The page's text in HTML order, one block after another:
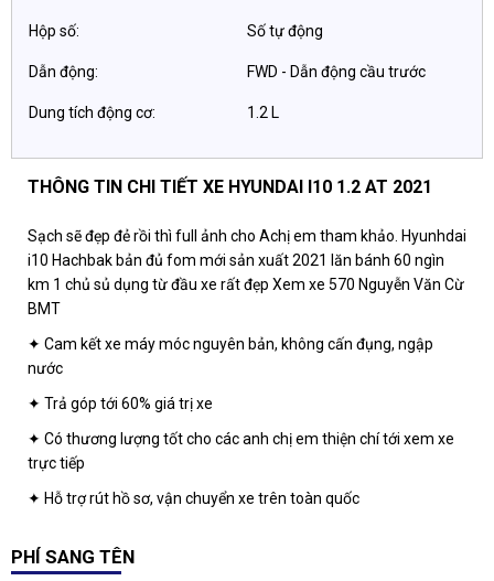
Hộp số: Số tự động
Dẫn động: FWD - Dẫn động cầu trước
Dung tích động cơ: 1.2 L
THÔNG TIN CHI TIẾT XE HYUNDAI I10 1.2 AT 2021
Sạch sẽ đẹp đẻ rồi thì full ảnh cho Achị em tham khảo. Hyunhdai
i10 Hachbak bản đủ fom mới sản xuất 2021 lăn bánh 60 ngìn
km 1 chủ sủ dụng từ đầu xe rất đẹp Xem xe 570 Nguyễn Văn Cừ
BMT
✦ Cam kết xe máy móc nguyên bản, không cấn đụng, ngập
nước
✦ Trả góp tới 60% giá trị xe
✦ Có thương lượng tốt cho các anh chị em thiện chí tới xem xe
trực tiếp
✦ Hỗ trợ rút hồ sơ, vận chuyển xe trên toàn quốc
PHÍ SANG TÊN